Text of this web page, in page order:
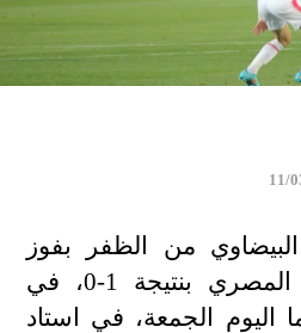
من الظفر بفوز
ثمين على الزمالك المصري بنتيجة 1-0، في
اليوم الجمعة، في استاد